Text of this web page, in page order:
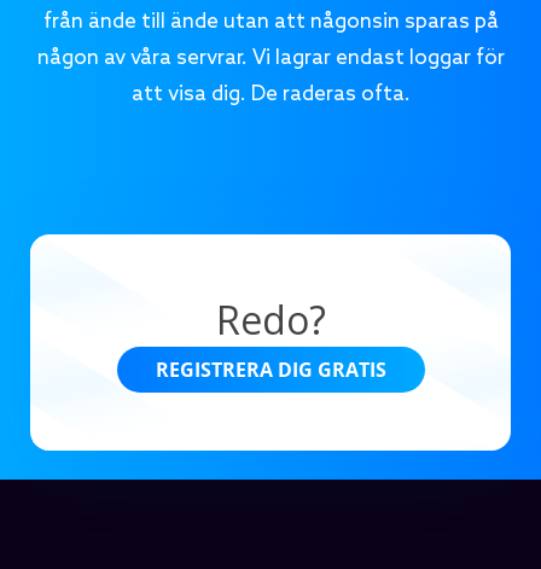
från ände till ände utan att någonsin sparas på
någon av våra servrar. Vi lagrar endast loggar för
att visa dig. De raderas ofta.
Redo?
REGISTRERA DIG GRATIS